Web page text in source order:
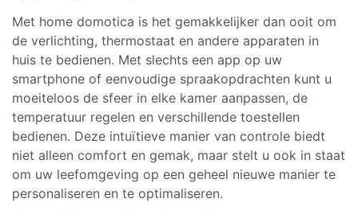
Met home domotica is het gemakkelijker dan ooit om
de verlichting, thermostaat en andere apparaten in
huis te bedienen. Met slechts een app op uw
smartphone of eenvoudige spraakopdrachten kunt u
moeiteloos de sfeer in elke kamer aanpassen, de
temperatuur regelen en verschillende toestellen
bedienen. Deze intuïtieve manier van controle biedt
niet alleen comfort en gemak, maar stelt u ook in staat
om uw leefomgeving op een geheel nieuwe manier te
personaliseren en te optimaliseren.